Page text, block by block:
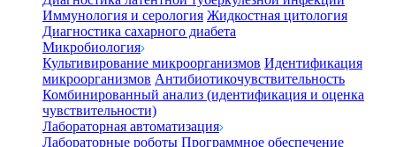
Иммунология и серология Жидкостная цитология
Диагностика сахарного диабета
Микробиология
Культивирование микроорганизмов Идентификация
микроорганизмов Антибиотикочувствительность
Комбинированный анализ (идентификация и оценка
чувствительности)
Лабораторная автоматизация
Лабораторные роботы Программное обеспечение